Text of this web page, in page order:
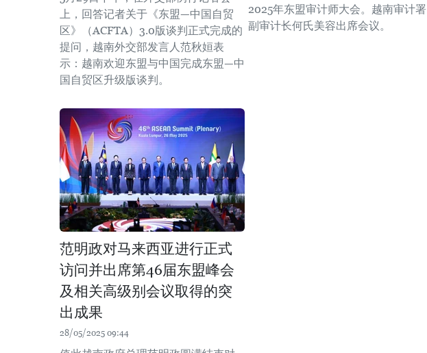
上，回答记者关于《东盟—中国自贸
区》（ACFTA）3.0版谈判正式完成的
提问，越南外交部发言人范秋姮表
示：越南欢迎东盟与中国完成东盟—中
国自贸区升级版谈判。
2025年东盟审计师大会。越南审计署
副审计长何氏美容出席会议。
范明政对马来西亚进行正式
访问并出席第46届东盟峰会
及相关高级别会议取得的突
出成果
28/05/2025 09:44